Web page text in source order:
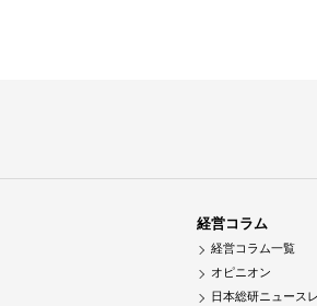
経営コラム
経営コラム一覧
オピニオン
日本総研ニュース